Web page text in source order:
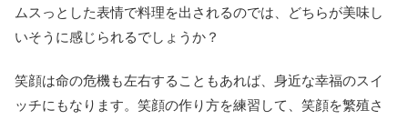
ムスっとした表情で料理を出されるのでは、どちらが美味し
いそうに感じられるでしょうか？
笑顔は命の危機も左右することもあれば、身近な幸福のスイ
ッチにもなります。笑顔の作り方を練習して、笑顔を繁殖さ